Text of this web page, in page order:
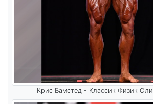
Крис Бамстед - Классик Физик